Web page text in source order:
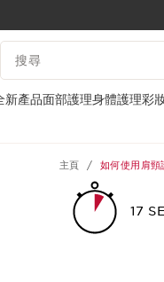
跳至內容
搜尋內容說明
新產品面部護理身體護理彩
主頁 如何使用肩頸
17